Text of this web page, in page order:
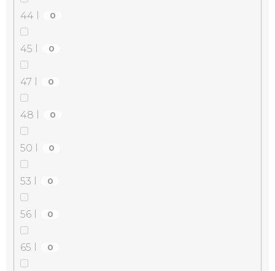
44 l 0
45 l 0
47 l 0
48 l 0
50 l 0
53 l 0
56 l 0
65 l 0